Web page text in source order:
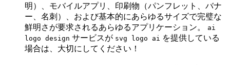
明）、モバイルアプリ、印刷物（パンフレット、バナ
ー、名刺）、および基本的にあらゆるサイズで完璧な
鮮明さが要求されるあらゆるアプリケーション。
ai
logo design サービスが svg logo ai を提供している
場合は、大切にしてください！